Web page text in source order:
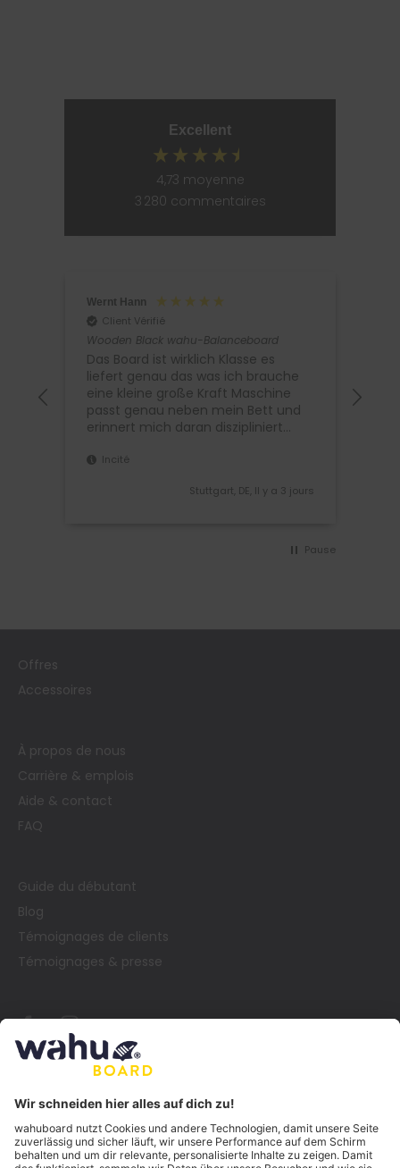
Excellent
4,73 moyenne
3 280 commentaires
Wernt Hann
Client Vérifié
Wooden Black wahu-Balanceboard
Das Board ist wirklich Klasse es
liefert genau das was ich brauche
eine kleine große Kraft Maschine
passt genau neben mein Bett und
erinnert mich daran diszipliniert
machen .
Incité
Stuttgart, DE, Il y a 3 jours
Pause
Offres
Accessoires
À propos de nous
Carrière & emplois
Aide & contact
FAQ
Guide du débutant
Blog
Témoignages de clients
Témoignages & presse